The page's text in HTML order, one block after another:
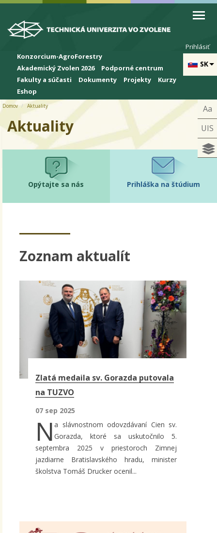
Skip to cookies
Skip to navigation
Skočiť na hlavný obsah
SK
Prihlásiť
Konzorcium-AgroForestry
Akademický Zvolen 2026
Podporné centrum
Fakulty a súčasti
Dokumenty Projekty
Kurzy
Eshop
Aa
UIS
Domov Aktuality
Aktuality
Opýtajte sa nás Prihláška na štúdium
Zoznam aktualít
Zlatá medaila sv. Gorazda putovala
na TUZVO
07 sep 2025
N a slávnostnom odovzdávaní Cien sv.
Gorazda, ktoré sa uskutočnilo 5.
septembra 2025 v priestoroch Zimnej
jazdiarne Bratislavského hradu, minister
školstva Tomáš Drucker ocenil...
Stránky